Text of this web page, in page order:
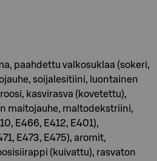
paahdettu valkosuklaa (sokeri,
soijalesitiini, luontainen
kasvirasva (kovetettu),
maitojauhe, maltodekstriini,
E466, E412, E401),
E473, E475), aromit,
(kuivattu), rasvaton